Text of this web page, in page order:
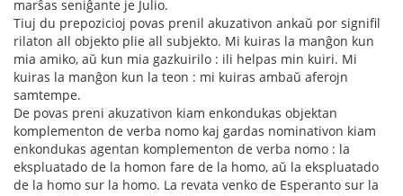
marŝas seniĝante je Julio.
Tiuj du prepozicioj povas prenil akuzativon ankaŭ por signifil
rilaton all objekto plie all subjekto. Mi kuiras la manĝon kun
mia amiko, aŭ kun mia gazkuirilo : ili helpas min kuiri. Mi
kuiras la manĝon kun la teon : mi kuiras ambaŭ aferojn
samtempe.
De povas preni akuzativon kiam enkondukas objektan
komplementon de verba nomo kaj gardas nominativon kiam
enkondukas agentan komplementon de verba nomo : la
ekspluatado de la homon fare de la homo, aŭ la ekspluatado
de la homo sur la homo. La revata venko de Esperanto sur la